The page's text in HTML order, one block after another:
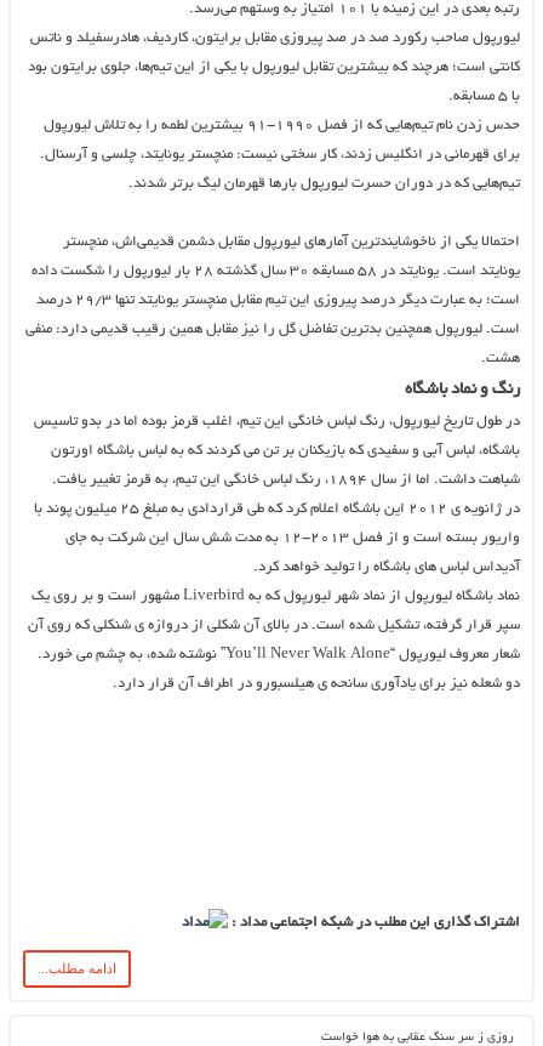
رتبه بعدی در این زمینه با ۱۰۱ امتیاز به وستهم می‌رسد.
لیورپول صاحب رکورد صد در صد پیروزی مقابل برایتون، کاردیف، هادرسفیلد و ناتس
کانتی است؛ هرچند که بیشترین تقابل لیورپول با یکی از این تیم‌ها، جلوی برایتون بود
با ۵ مسابقه.
حدس زدن نام تیم‌هایی که از فصل ۱۹۹۰-۹۱ بیشترین لطمه را به تلاش لیورپول
برای قهرمانی در انگلیس زدند، کار سختی نیست: منچستر یونایتد، چلسی و آرسنال.
تیم‌هایی که در دوران حسرت لیورپول بارها قهرمان لیگ برتر شدند.
احتمالا یکی از ناخوشایندترین آمارهای لیورپول مقابل دشمن قدیمی‌اش، منچستر
یونایتد است. یونایتد در ۵۸ مسابقه ۳۰ سال گذشته ۲۸ بار لیورپول را شکست داده
است؛ به عبارت دیگر درصد پیروزی این تیم مقابل منچستر یونایتد تنها ۲۹/۳ درصد
است. لیورپول همچنین بدترین تفاضل گل را نیز مقابل همین رقیب قدیمی دارد: منفی
هشت.
رنگ و نماد باشگاه
در طول تاریخ لیورپول، رنگ لباس خانگی این تیم، اغلب قرمز بوده اما در بدو تاسیس
باشگاه، لباس آبی و سفیدی که بازیکنان بر تن می کردند که به لباس باشگاه اورتون
شباهت داشت. اما از سال ۱۸۹۴، رنگ لباس خانگی این تیم، به قرمز تغییر یافت.
در ژانویه ی ۲۰۱۲ این باشگاه اعلام کرد که طی قراردادی به مبلغ ۲۵ میلیون پوند با
واریور بسته است و از فصل ۲۰۱۳-۱۲ به مدت شش سال این شرکت به جای
آدیداس لباس های باشگاه را تولید خواهد کرد.
نماد باشگاه لیورپول از نماد شهر لیورپول که به Liverbird مشهور است و بر روی یک
سپر قرار گرفته، تشکیل شده است. در بالای آن شکلی از دروازه ی شنکلی که روی آن
شعار معروف لیورپول “You’ll Never Walk Alone” نوشته شده، به چشم می خورد.
دو شعله نیز برای یادآوری سانحه ی هیلسبورو در اطراف آن قرار دارد.
اشتراک گذاری این مطلب در شبکه اجتماعی مداد :
ادامه مطلب...
روزی ز سر سنگ عقابی به هوا خواست